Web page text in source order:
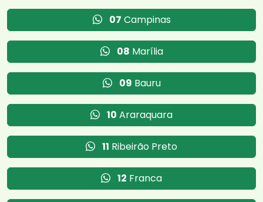
07 Campinas
08 Marília
09 Bauru
10 Araraquara
11 Ribeirão Preto
12 Franca